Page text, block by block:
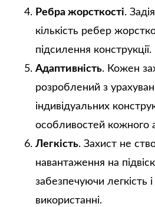
Ребра жорсткості.
кількість ребер
підсилення конструкції.
Адаптивність. Кожен
розроблений з
індивідуальних
особливостей кожного
Легкість. Захист не
навантаження на
забезпечуючи легкість
використанні.